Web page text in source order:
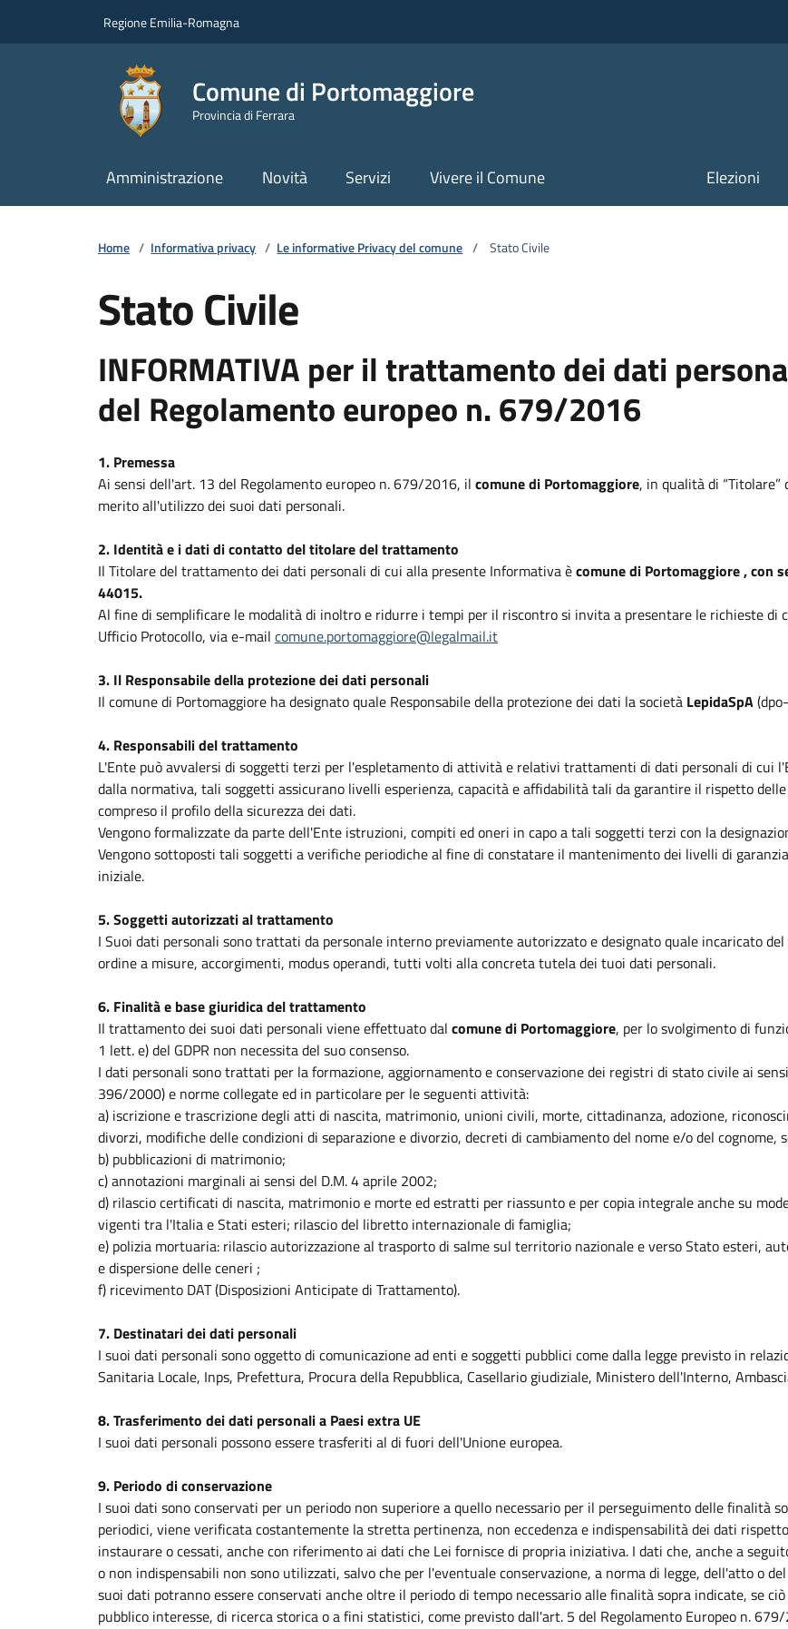
Regione Emilia-Romagna
Comune di Portomaggiore
Provincia di Ferrara
Amministrazione Novità Servizi Vivere il Comune Elezioni
Home / Informativa privacy / Le informative Privacy del comune / Stato Civile
Stato Civile
INFORMATIVA per il trattamento dei dati
del Regolamento europeo n. 679/2016
1. Premessa
Ai sensi dell'art. 13 del Regolamento europeo n. 679/2016, il comune di Portomaggiore, in qualità di
merito all'utilizzo dei suoi dati personali.
2. Identità e i dati di contatto del titolare del trattamento
Il Titolare del trattamento dei dati personali di cui alla presente Informativa ècomune di Portomaggiore , con
44015.
Al fine di semplificare le modalità di inoltro e ridurre i tempi per il riscontro si invita a presentare le richieste di
Ufficio Protocollo, via e-mail comune.portomaggiore@legalmail.it
3. Il Responsabile della protezione dei dati personali
Il comune di Portomaggiore ha designato quale Responsabile della protezione dei dati la società LepidaSpA
4. Responsabili del trattamento
L'Ente può avvalersi di soggetti terzi per l'espletamento di attività e relativi trattamenti di dati personali di cui
dalla normativa, tali soggetti assicurano livelli esperienza, capacità e affidabilità tali da garantire il rispetto
compreso il profilo della sicurezza dei dati.
Vengono formalizzate da parte dell'Ente istruzioni, compiti ed oneri in capo a tali soggetti terzi con la
Vengono sottoposti tali soggetti a verifiche periodiche al fine di constatare il mantenimento dei livelli di
iniziale.
5. Soggetti autorizzati al trattamento
I Suoi dati personali sono trattati da personale interno previamente autorizzato e designato quale incaricato
ordine a misure, accorgimenti, modus operandi, tutti volti alla concreta tutela dei tuoi dati personali.
6. Finalità e base giuridica del trattamento
Il trattamento dei suoi dati personali viene effettuato dal comune di Portomaggiore, per lo svolgimento di
1 lett. e) del GDPR non necessita del suo consenso.
I dati personali sono trattati per la formazione, aggiornamento e conservazione dei registri di stato civile ai
396/2000) e norme collegate ed in particolare per le seguenti attività:
a) iscrizione e trascrizione degli atti di nascita, matrimonio, unioni civili, morte, cittadinanza, adozione,
divorzi, modifiche delle condizioni di separazione e divorzio, decreti di cambiamento del nome e/o del
b) pubblicazioni di matrimonio;
c) annotazioni marginali ai sensi del D.M. 4 aprile 2002;
d) rilascio certificati di nascita, matrimonio e morte ed estratti per riassunto e per copia integrale anche su
vigenti tra l'Italia e Stati esteri; rilascio del libretto internazionale di famiglia;
e) polizia mortuaria: rilascio autorizzazione al trasporto di salme sul territorio nazionale e verso Stato esteri,
e dispersione delle ceneri ;
f) ricevimento DAT (Disposizioni Anticipate di Trattamento).
7. Destinatari dei dati personali
I suoi dati personali sono oggetto di comunicazione ad enti e soggetti pubblici come dalla legge previsto in
Sanitaria Locale, Inps, Prefettura, Procura della Repubblica, Casellario giudiziale, Ministero dell'Interno,
8. Trasferimento dei dati personali a Paesi extra UE
I suoi dati personali possono essere trasferiti al di fuori dell'Unione europea.
9. Periodo di conservazione
I suoi dati sono conservati per un periodo non superiore a quello necessario per il perseguimento delle finalità
periodici, viene verificata costantemente la stretta pertinenza, non eccedenza e indispensabilità dei dati
instaurare o cessati, anche con riferimento ai dati che Lei fornisce di propria iniziativa. I dati che, anche a
o non indispensabili non sono utilizzati, salvo che per l'eventuale conservazione, a norma di legge, dell'atto o
suoi dati potranno essere conservati anche oltre il periodo di tempo necessario alle finalità sopra indicate, se
pubblico interesse, di ricerca storica o a fini statistici, come previsto dall'art. 5 del Regolamento Europeo n.